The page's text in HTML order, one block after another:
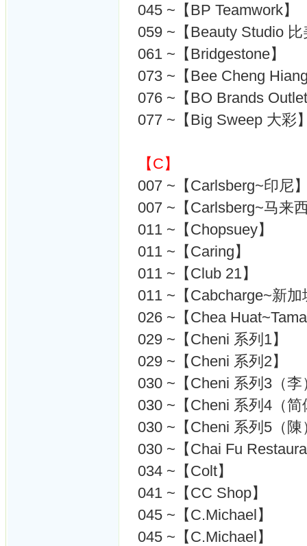
045 ~【BP Teamwork】
059 ~【Beauty Studio 比
061 ~【Bridgestone】
073 ~【Bee Cheng
076 ~【BO Brands
077 ~【Big Sweep 大彩
【C】
007 ~【Carlsberg~印尼
007 ~【Carlsberg~马来
011 ~【Chopsuey】
011 ~【Caring】
011 ~【Club 21】
011 ~【Cabcharge~新加
026 ~【Chea
029 ~【Cheni 系列1】
029 ~【Cheni 系列2】
030 ~【Cheni 系列3（李
030 ~【Cheni 系列4（简
030 ~【Cheni 系列5（陳
030 ~【Chai Fu
034 ~【Colt】
041 ~【CC Shop】
045 ~【C.Michael】
045 ~【C.Michael】